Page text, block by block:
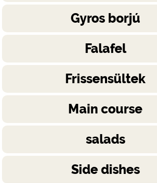
Gyros borjú
Falafel
Frissensültek
Main course
salads
Side dishes